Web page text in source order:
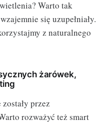
Warto tak
się uzupełniały.
z naturalnego
żarówek,
przez
rozważyć też smart